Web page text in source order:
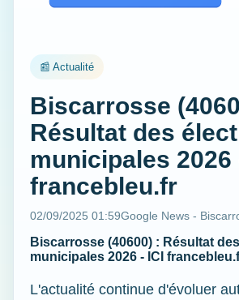
📰 Actualité
Biscarrosse
Résultat des
municipales 2026
francebleu.fr
02/09/2025 01:59Google News -
Biscarrosse (40600) : Résultat
municipales 2026 - ICI
L'actualité continue d'évoluer